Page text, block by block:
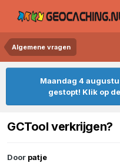
Algemene vragen
Maandag 4
gestopt! Klik op
GCTool verkrijgen?
Door patje